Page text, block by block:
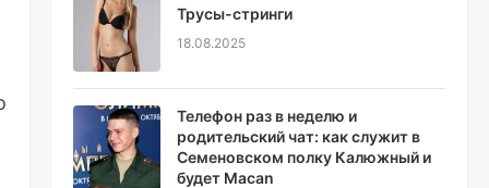
Трусы-стринги
18.08.2025
Телефон раз в неделю и
родительский чат: как служит в
Семеновском полку Калюжный и
будет Macan